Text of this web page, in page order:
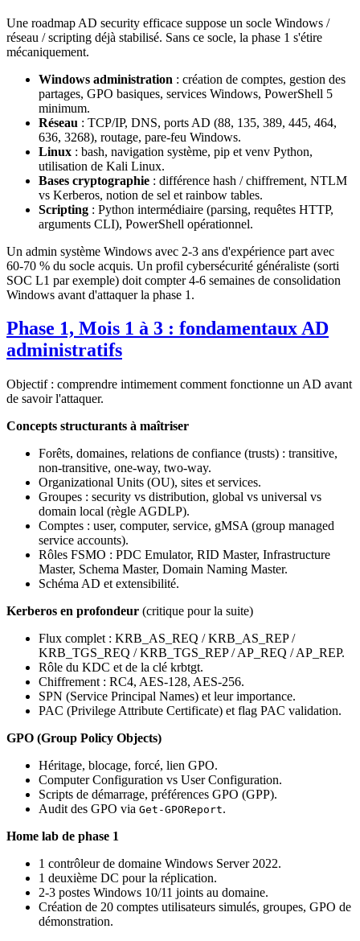
Une roadmap AD security efficace suppose un socle Windows /
réseau / scripting déjà stabilisé. Sans ce socle, la phase 1 s'étire
mécaniquement.
Windows administration : création de comptes, gestion des
partages, GPO basiques, services Windows, PowerShell 5
minimum.
Réseau : TCP/IP, DNS, ports AD (88, 135, 389, 445, 464,
636, 3268), routage, pare-feu Windows.
Linux : bash, navigation système, pip et venv Python,
utilisation de Kali Linux.
Bases cryptographie : différence hash / chiffrement, NTLM
vs Kerberos, notion de sel et rainbow tables.
Scripting : Python intermédiaire (parsing, requêtes HTTP,
arguments CLI), PowerShell opérationnel.
Un admin système Windows avec 2-3 ans d'expérience part avec
60-70 % du socle acquis. Un profil cybersécurité généraliste (sorti
SOC L1 par exemple) doit compter 4-6 semaines de consolidation
Windows avant d'attaquer la phase 1.
Phase 1, Mois 1 à 3 : fondamentaux AD
administratifs
Objectif : comprendre intimement comment fonctionne un AD avant
de savoir l'attaquer.
Concepts structurants à maîtriser
Forêts, domaines, relations de confiance (trusts) : transitive,
non-transitive, one-way, two-way.
Organizational Units (OU), sites et services.
Groupes : security vs distribution, global vs universal vs
domain local (règle AGDLP).
Comptes : user, computer, service, gMSA (group managed
service accounts).
Rôles FSMO : PDC Emulator, RID Master, Infrastructure
Master, Schema Master, Domain Naming Master.
Schéma AD et extensibilité.
Kerberos en profondeur (critique pour la suite)
Flux complet : KRB_AS_REQ / KRB_AS_REP /
KRB_TGS_REQ / KRB_TGS_REP / AP_REQ / AP_REP.
Rôle du KDC et de la clé krbtgt.
Chiffrement : RC4, AES-128, AES-256.
SPN (Service Principal Names) et leur importance.
PAC (Privilege Attribute Certificate) et flag PAC validation.
GPO (Group Policy Objects)
Héritage, blocage, forcé, lien GPO.
Computer Configuration vs User Configuration.
Scripts de démarrage, préférences GPO (GPP).
Audit des GPO via Get-GPOReport.
Home lab de phase 1
1 contrôleur de domaine Windows Server 2022.
1 deuxième DC pour la réplication.
2-3 postes Windows 10/11 joints au domaine.
Création de 20 comptes utilisateurs simulés, groupes, GPO de
démonstration.